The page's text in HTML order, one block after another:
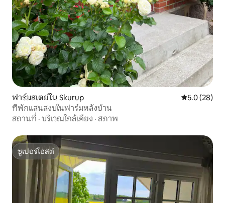
ฟาร์มสเตย์ใน Skurup คะแนนเฉลี่ย
5.0 (28)
ที่พักแสนสงบในฟาร์มหลังบ้าน
สถานที่ · บริเวณใกล้เคียง · สภาพ
ซูเปอร์โฮสต์
ซูเปอร์โฮสต์